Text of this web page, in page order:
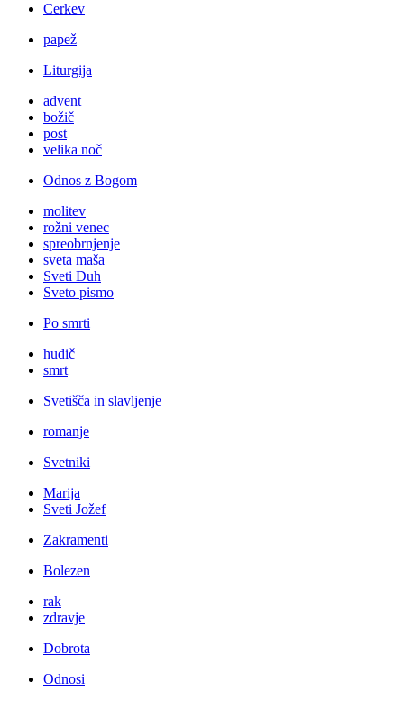
Cerkev
papež
Liturgija
advent
božič
post
velika noč
Odnos z Bogom
molitev
rožni venec
spreobrnjenje
sveta maša
Sveti Duh
Sveto pismo
Po smrti
hudič
smrt
Svetišča in slavljenje
romanje
Svetniki
Marija
Sveti Jožef
Zakramenti
Bolezen
rak
zdravje
Dobrota
Odnosi